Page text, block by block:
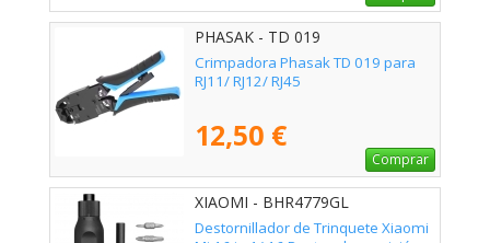
PHASAK - TD 019
Crimpadora Phasak TD 019 para
RJ11/ RJ12/ RJ45
12,50 €
Comprar
XIAOMI - BHR4779GL
Destornillador de Trinquete Xiaomi